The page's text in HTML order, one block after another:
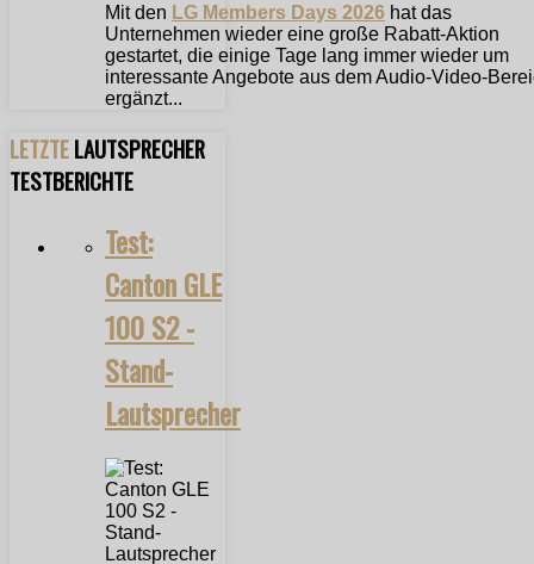
Mit den LG Members Days 2026 hat das
Unternehmen wieder eine große Rabatt-Aktion
gestartet, die einige Tage lang immer wieder um
interessante Angebote aus dem Audio-Video-
ergänzt...
LETZTELAUTSPRECHER
TESTBERICHTE
Test:
Canton GLE
100 S2 -
Stand-
Lautsprecher